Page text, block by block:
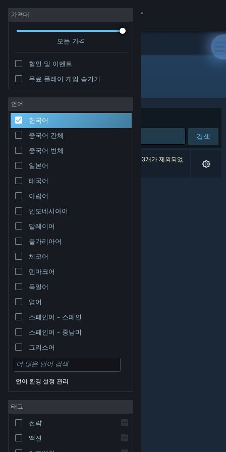
로그인
커뮤니티
정보
지원
언어 변경
Steam 모바일 앱 다운로드
PC 웹사이트 보기
© Valve Corporation. 모든 권리 보유. 모든 상표는 미국
및 기타 국가에서 각각 해당 소유자의 재산입니다.
환불| 쿠키
가격대
모든 가격
할인 및 이벤트
무료 플레이 게임 숨기기
언어
한국어
중국어 간체
중국어 번체
일본어
태국어
아랍어
인도네시아어
말레이어
불가리아어
체코어
덴마크어
독일어
영어
스페인어 - 스페인
스페인어 - 중남미
그리스어
언어 환경 설정 관리
태그
전략
액션
개발자: Nawia Games
정렬 기준 연관성
검색
검색 결과가 0개 있습니다. 환경 설정에 따라 게임 3개가 제외되었
습니다.